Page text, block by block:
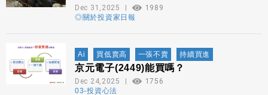
Dec 31,2025
1989
◎關於投資家日報
Ai 買低賣高 一張不賣 持續買進
京元電子(2449)能買嗎？
Dec 24,2025
1756
03-投資心法